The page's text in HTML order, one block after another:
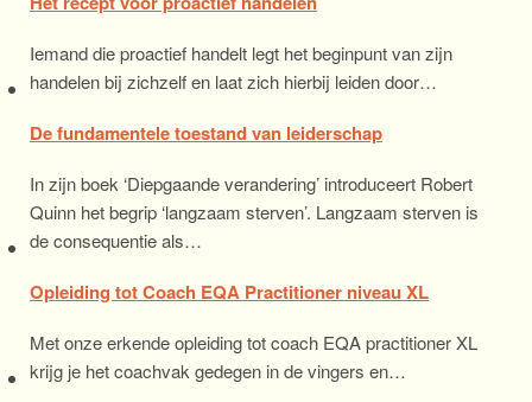
Iemand die proactief handelt legt het beginpunt van zijn
handelen bij zichzelf en laat zich hierbij leiden door…
De fundamentele toestand van leiderschap
In zijn boek ‘Diepgaande verandering’ introduceert Robert
Quinn het begrip ‘langzaam sterven’. Langzaam sterven is
de consequentie als…
Opleiding tot Coach EQA Practitioner niveau XL
Met onze erkende opleiding tot coach EQA practitioner XL
krijg je het coachvak gedegen in de vingers en…